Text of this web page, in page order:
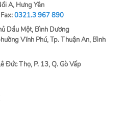
A, Hưng Yên
0321.3 967 890
Dầu Một, Bình Dương
Vĩnh Phú, Tp. Thuận An, Bình
Đức Thọ, P. 13, Q. Gò Vấp